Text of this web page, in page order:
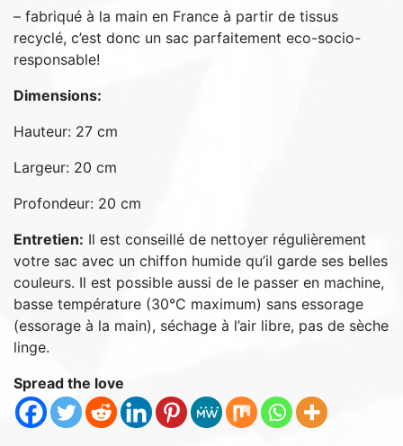
– fabriqué à la main en France à partir de tissus
recyclé, c’est donc un sac parfaitement eco-socio-
responsable!
Dimensions:
Hauteur: 27 cm
Largeur: 20 cm
Profondeur: 20 cm
Entretien: Il est conseillé de nettoyer régulièrement
votre sac avec un chiffon humide qu’il garde ses belles
couleurs. Il est possible aussi de le passer en machine,
basse température (30°C maximum) sans essorage
(essorage à la main), séchage à l’air libre, pas de sèche
linge.
Spread the love